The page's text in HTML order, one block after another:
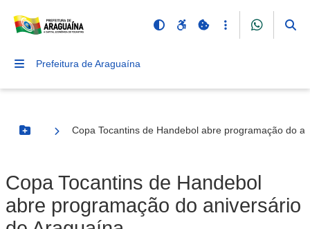
Prefeitura de Araguaína
Botão Menu
Copa Tocantins de Handebol abre programação do
Copa Tocantins de Handebol
abre programação do aniversário